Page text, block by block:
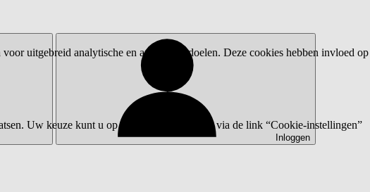
Inloggen
uitgebreid analytische en advertentiedoelen. Deze cookies hebben invloed
Uw keuze kunt u op elk moment wijzigen via de link “Cookie-instellingen”